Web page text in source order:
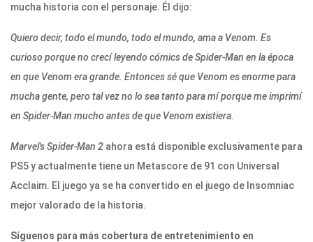
mucha historia con el personaje. Él dijo:
Quiero decir, todo el mundo, todo el mundo, ama a Venom. Es
curioso porque no crecí leyendo cómics de Spider-Man en la época
en que Venom era grande. Entonces sé que Venom es enorme para
mucha gente, pero tal vez no lo sea tanto para mí porque me imprimí
en Spider-Man mucho antes de que Venom existiera.
Marvel's Spider-Man 2 ahora está disponible exclusivamente para
PS5 y actualmente tiene un Metascore de 91 con Universal
Acclaim. El juego ya se ha convertido en el juego de Insomniac
mejor valorado de la historia.
Síguenos para más cobertura de entretenimiento en